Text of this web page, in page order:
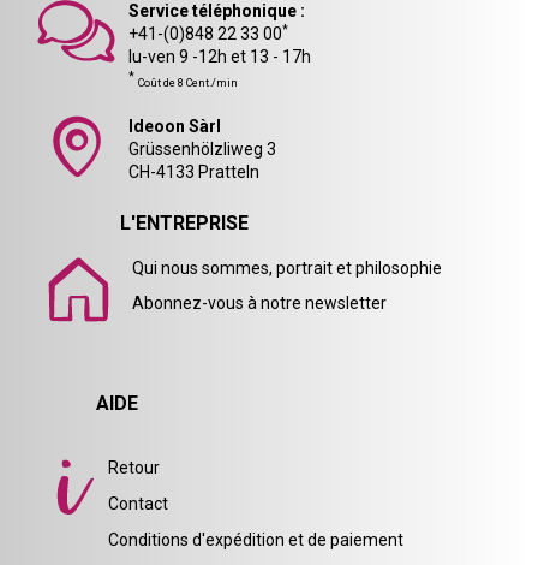
Service téléphonique :
+41-(0)848 22 33 00*
lu-ven 9 -12h et 13 - 17h
* Coût de 8 Cent./min
Ideoon Sàrl
Grüssenhölzliweg 3
CH-4133 Pratteln
L'ENTREPRISE
Qui nous sommes, portrait et philosophie
Abonnez-vous à notre newsletter
AIDE
Retour
Contact
Conditions d'expédition et de paiement